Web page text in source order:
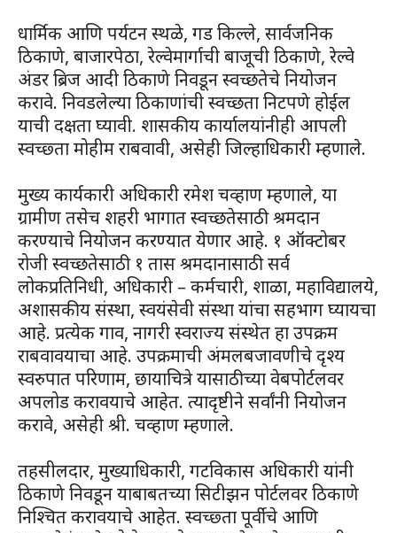
धार्मिक आणि पर्यटन स्थळे, गड किल्ले, सार्वजनिक
ठिकाणे, बाजारपेठा, रेल्वेमार्गाची बाजूची ठिकाणे, रेल्वे
अंडर ब्रिज आदी ठिकाणे निवडून स्वच्छतेचे नियोजन
करावे. निवडलेल्या ठिकाणांची स्वच्छता निटपणे होईल
याची दक्षता घ्यावी. शासकीय कार्यालयांनीही आपली
स्वच्छ्ता मोहीम राबवावी, असेही जिल्हाधिकारी म्हणाले.
मुख्य कार्यकारी अधिकारी रमेश चव्हाण म्हणाले, या
ग्रामीण तसेच शहरी भागात स्वच्छतेसाठी श्रमदान
करण्याचे नियोजन करण्यात येणार आहे. १ ऑक्टोबर
रोजी स्वच्छतेसाठी १ तास श्रमदानासाठी सर्व
लोकप्रतिनिधी, अधिकारी – कर्मचारी, शाळा, महाविद्यालये,
अशासकीय संस्था, स्वयंसेवी संस्था यांचा सहभाग घ्यायचा
आहे. प्रत्येक गाव, नागरी स्वराज्य संस्थेत हा उपक्रम
राबवावयाचा आहे. उपक्रमाची अंमलबजावणीचे दृश्य
स्वरुपात परिणाम, छायाचित्रे यासाठीच्या वेबपोर्टलवर
अपलोड करावयाचे आहेत. त्यादृष्टीने सर्वांनी नियोजन
करावे, असेही श्री. चव्हाण म्हणाले.
तहसीलदार, मुख्याधिकारी, गटविकास अधिकारी यांनी
ठिकाणे निवडून याबाबतच्या सिटीझन पोर्टलवर ठिकाणे
निश्चित करावयाचे आहेत. स्वच्छ्ता पूर्वीचे आणि